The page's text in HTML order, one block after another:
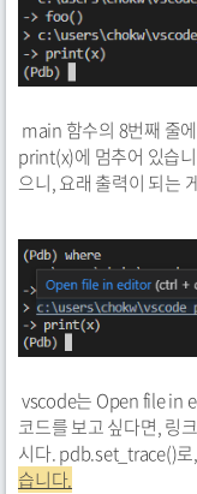
main 함수의 8번째 줄
print(x)에 멈추어 있습
으니, 요래 출력이 되는
vscode는 Open file in
코드를 보고 싶다면, 링
시다. pdb.set_trace()로,
습니다.